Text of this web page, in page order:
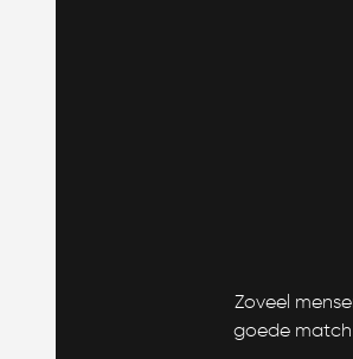
Zoveel
goede match